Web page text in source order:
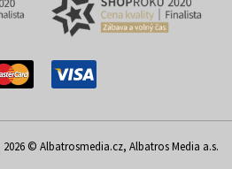
2026 © Albatrosmedia.cz, Albatros Media a.s.